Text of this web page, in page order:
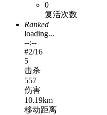
0
复活次数
Ranked
loading...
--:--
#2/16
5
击杀
557
伤害
10.19km
移动距离